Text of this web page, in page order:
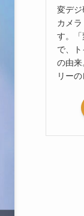
変デ
カメ
す。
で、
の由
リー